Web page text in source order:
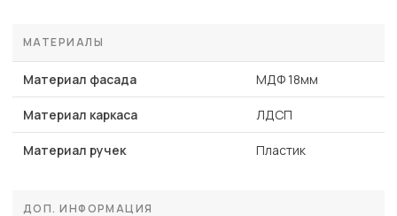
МАТЕРИАЛЫ
Материал фасада МДФ 18мм
Материал каркаса ЛДСП
Материал ручек Пластик
ДОП. ИНФОРМАЦИЯ